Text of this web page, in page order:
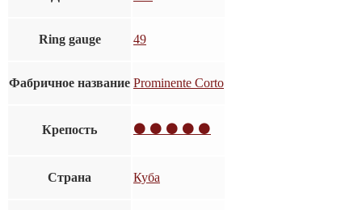
Ring gauge 49
Фабричное название Prominente Corto
Крепость ⚫ ⚫ ⚫ ⚫ ⚫
Страна Куба